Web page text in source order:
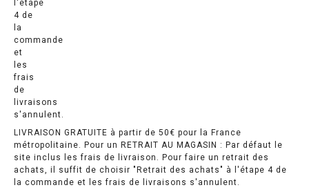
LIVRAISON GRATUITE à partir de 50€ pour la France
métropolitaine. Pour un RETRAIT AU MAGASIN : Par défaut le
site inclus les frais de livraison. Pour faire un retrait des
achats, il suffit de choisir "Retrait des achats" à l'étape 4 de
la commande et les frais de livraisons s'annulent.